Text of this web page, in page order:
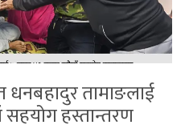
धनबहादुर तामाङलाई
हस्तान्तरण